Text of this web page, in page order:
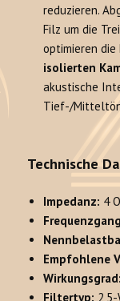
reduzieren.
Filz um die
optimieren
isolierten
akustische
Tief-/
Technische
Impedanz: 4
Empfohlene
Wirkungsgrad:
Filtertyp: